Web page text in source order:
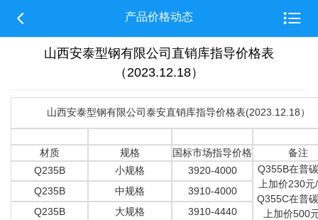
 产品价格动态 
山西安泰型钢有限公司直销库指导价格表
（2023.12.18）
山西安泰型钢有限公司泰安直销库指导价格表(2023.12.18）
材质 规格 国标市场指导价格
备注
Q235B
小规格 3920-4000
Q355B在普
上加价230
Q355C在普
上加价500
Q235B 中规格
3910-4000
Q235B
大规格 3910-4440